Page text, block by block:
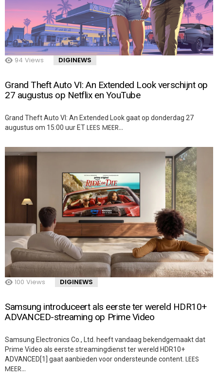
94 Views DIGINEWS
Grand Theft Auto VI: An Extended Look verschijnt op
27 augustus op Netflix en YouTube
Grand Theft Auto VI: An Extended Look gaat op donderdag 27
augustus om 15:00 uur ETLEES MEER…
100 Views DIGINEWS
Samsung introduceert als eerste ter wereld HDR10+
ADVANCED-streaming op Prime Video
Samsung Electronics Co., Ltd. heeft vandaag bekendgemaakt dat
Prime Video als eerste streamingdienst ter wereld HDR10+
ADVANCED[1] gaat aanbieden voor ondersteunde content. LEES
MEER…